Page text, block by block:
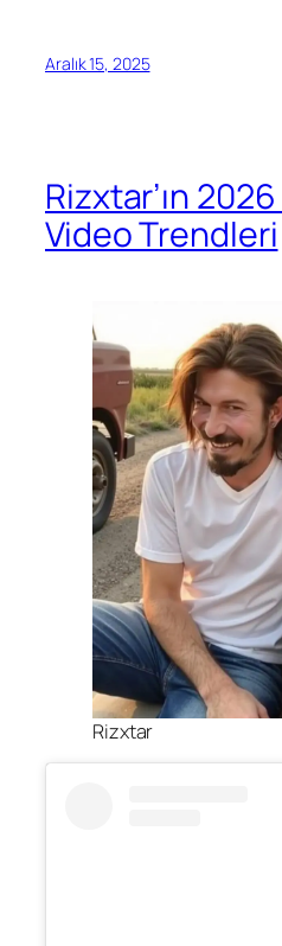
Aralık 15, 2025
Rizxtar’ın
Video Trendleri
Rizxtar